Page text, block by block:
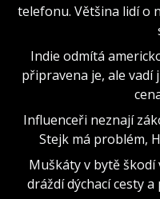
telefonu. Většina lidí o
Indie odmítá
připravena je, ale vadí
Influenceři neznají
Stejk má problém,
Muškáty v bytě škodí
dráždí dýchací cesty